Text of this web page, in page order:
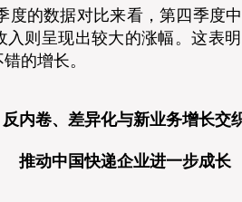
度的数据对比来看，第四季度
入则呈现出较大的涨幅。这表
的增长。
反内卷、差异化与新业务增长交
推动中国快递企业进一步成长